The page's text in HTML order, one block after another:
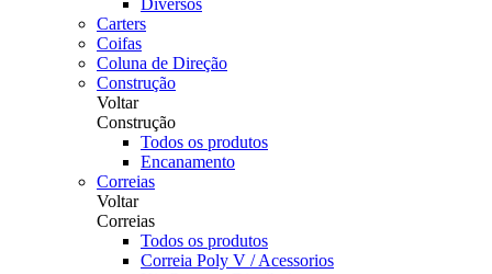
Diversos
Carters
Coifas
Coluna de Direção
Construção
Voltar
Construção
Todos os produtos
Encanamento
Correias
Voltar
Correias
Todos os produtos
Correia Poly V / Acessorios